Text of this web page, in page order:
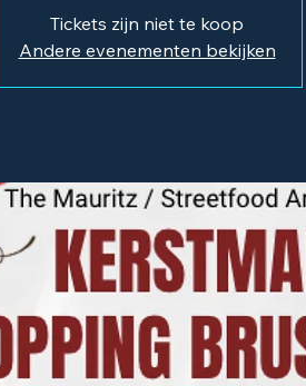
Tickets zijn niet te koop
Andere evenementen bekijken